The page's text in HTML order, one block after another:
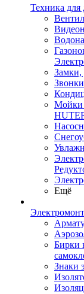
Техника для
Замки,
Звонки
Мойки
Ещё
Бирки
Знаки